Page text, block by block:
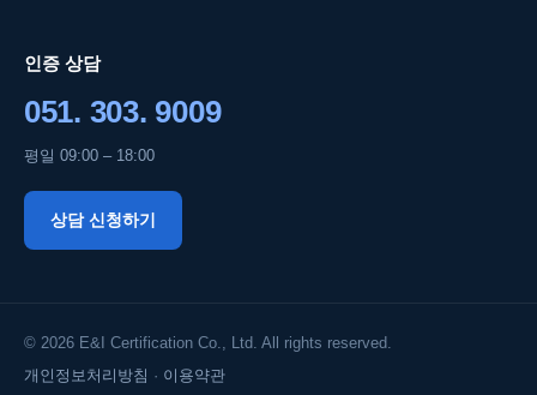
인증 상담
051. 303. 9009
평일 09:00 – 18:00
상담 신청하기
© 2026 E&I Certification Co., Ltd. All rights reserved.
개인정보처리방침 · 이용약관